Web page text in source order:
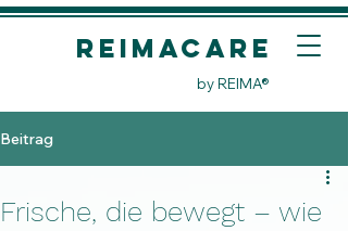
REIMACare
by REIMA®
Beitrag
Frische, die bewegt – wie